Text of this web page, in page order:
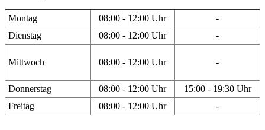
Montag 08:00 - 12:00 Uhr
-
Dienstag
08:00 - 12:00 Uhr -
Mittwoch 08:00 - 12:00 Uhr -
Donnerstag 08:00 - 12:00 Uhr
15:00 - 19:30 Uhr
Freitag
08:00 - 12:00 Uhr -